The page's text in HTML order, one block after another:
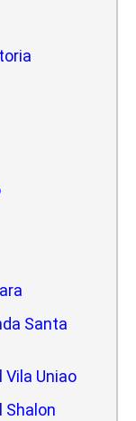
Santa
Vila Uniao
Shalon